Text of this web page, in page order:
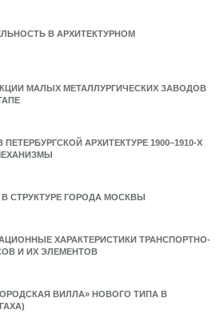
В АРХИТЕКТУРНОМ
МАЛЫХ МЕТАЛЛУРГИЧЕСКИХ ЗАВОДОВ
АРХИТЕКТУРЕ 1900–1910-Х
СТРУКТУРЕ ГОРОДА МОСКВЫ
ХАРАКТЕРИСТИКИ ТРАНСПОРТНО-
И ИХ ЭЛЕМЕНТОВ
ВИЛЛА» НОВОГО ТИПА В